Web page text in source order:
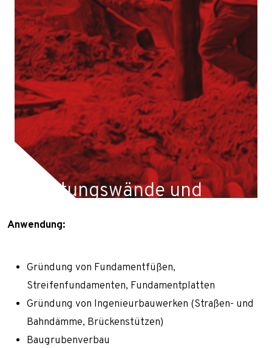
Bohrpfähle CFA
Bohrpfähle VDW
DSM-Säulen
Düsenstrahlsäule
Mikropfähle
Verdrängungspfähle
Dichtungswände und Bodeninjektion
Dichtungsinjektion
Düsenstrahlverfahren
Geothermische Pfähle und Mikropfähle
Bodennägel
Stahlnetze
Spritzbeton
Tunnelarbeiten
Dichtungswände und
Bodeninjektion
Wir führen geotechnische Arbeiten in ganz Polen
und Europa durch, unter anderen Slowakei,
Tschechien, Österreich und Deutschland.
Anwendung:
Gründung von Fundamentfüßen,
Streifenfundamenten, Fundamentplatten
Gründung von Ingenieurbauwerken (Straßen- und
Bahndämme, Brückenstützen)
Baugrubenverbau